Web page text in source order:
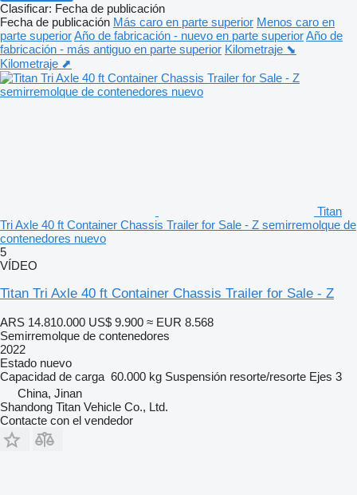
Clasificar: Fecha de publicación
Fecha de publicación Más caro en parte superior Menos caro en
parte superiorAño de fabricación - nuevo en parte superiorAño de
fabricación - más antiguo en parte superior Kilometraje ⬊
Kilometraje ⬈
Titan
Tri Axle 40 ft Container Chassis Trailer for Sale - Z semirremolque de
contenedores nuevo
5
VÍDEO
Titan Tri Axle 40 ft Container Chassis Trailer for Sale - Z
ARS 14.810.000 US$ 9.900 ≈ EUR 8.568
Semirremolque de contenedores
2022
Estado nuevo
Capacidad de carga 60.000 kg Suspensión resorte/resorte Ejes 3
China, Jinan
Shandong Titan Vehicle Co., Ltd.
Contacte con el vendedor